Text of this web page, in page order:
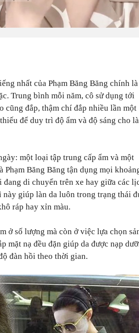
nhất của Phạm Băng Băng chính là
Trung bình mỗi năm, cô sử dụng tới
cũng đắp, thậm chí đắp nhiều lần một
để duy trì độ ẩm và độ sáng cho
một loại tập trung cấp ẩm và một
Băng Băng tận dụng mọi
đang di chuyển trên xe hay giữa các
giúp làn da luôn trong trạng thái
ráp hay xỉn màu.
ở số lượng mà còn ở việc lựa chọn
mặt nạ đều đặn giúp da được nạp
đàn hồi theo thời gian.